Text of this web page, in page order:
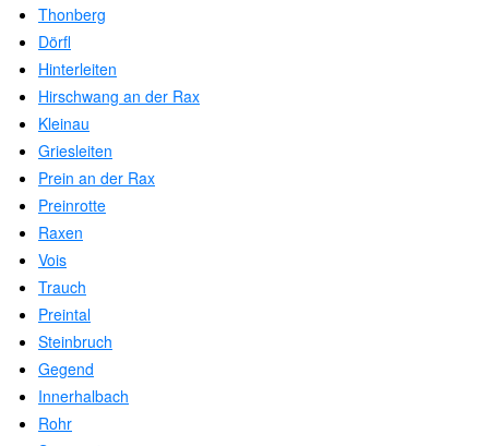
Thonberg
Dörfl
Hinterleiten
Hirschwang an der Rax
Kleinau
Griesleiten
Prein an der Rax
Preinrotte
Raxen
Vois
Trauch
Preintal
Steinbruch
Gegend
Innerhalbach
Rohr